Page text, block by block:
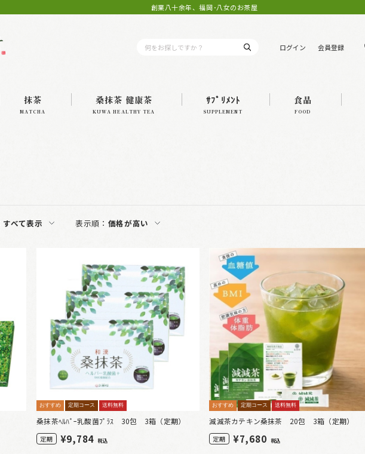
創業八十余年、福岡･八女のお茶屋
ログイン 会員登録
抹茶
MATCHA
桑抹茶 健康茶
KUWA HEALTHY TEA
ｻﾌﾟﾘﾒﾝﾄ
SUPPLEMENT
食品
FOOD
すべて表示 表示順： 価格が高い
おすすめ 定期コース 送料無料
桑抹茶ﾍﾙﾊﾟｰ乳酸菌ﾌﾟﾗｽ 30包 3箱（定期）
定期 ¥9,784 税込
おすすめ 定期コース 送料無料
減減茶カテキン桑抹茶 20包 3箱（定期）
定期 ¥7,680 税込